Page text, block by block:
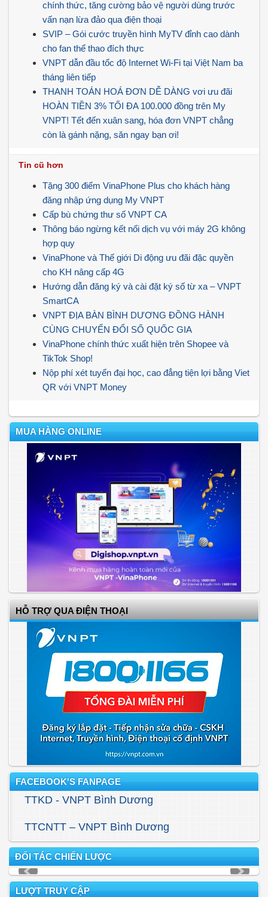
chính thức, tăng cường bảo vệ người dùng trước
vấn nạn lừa đảo qua điện thoại
SVIP – Gói cước truyền hình MyTV đỉnh cao dành
cho fan thể thao đích thực
VNPT dẫn đầu tốc độ Internet Wi-Fi tại Việt Nam ba
tháng liên tiếp
THANH TOÁN HOÁ ĐƠN DỄ DÀNG vơi ưu đãi
HOÀN TIỀN 3% TỐI ĐA 100.000 đồng trên My
VNPT! Tết đến xuân sang, hóa đơn VNPT chẳng
còn là gánh nặng, săn ngay bạn ơi!
Tin cũ hơn
Tặng 300 điểm VinaPhone Plus cho khách hàng
đăng nhập ứng dụng My VNPT
Cấp bù chứng thư số VNPT CA
Thông báo ngừng kết nối dịch vụ với máy 2G không
hợp quy
VinaPhone và Thế giới Di động ưu đãi đặc quyền
cho KH nâng cấp 4G
Hướng dẫn đăng ký và cài đặt ký số từ xa – VNPT
SmartCA
VNPT ĐỊA BÀN BÌNH DƯƠNG ĐỒNG HÀNH
CÙNG CHUYỂN ĐỔI SỐ QUỐC GIA
VinaPhone chính thức xuất hiện trên Shopee và
TikTok Shop!
Nộp phí xét tuyển đại học, cao đẳng tiện lợi bằng Viet
QR với VNPT Money
MUA HÀNG ONLINE
HỖ TRỢ QUA ĐIỆN THOẠI
FACEBOOK'S FANPAGE
TTKD - VNPT Bình Dương
TTCNTT – VNPT Bình Dương
ĐỐI TÁC CHIẾN LƯỢC
LƯỢT TRUY CẬP